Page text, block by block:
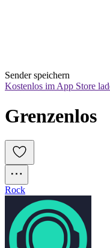
Sender speichern
Kostenlos im App Store
Grenzenlos
Rock